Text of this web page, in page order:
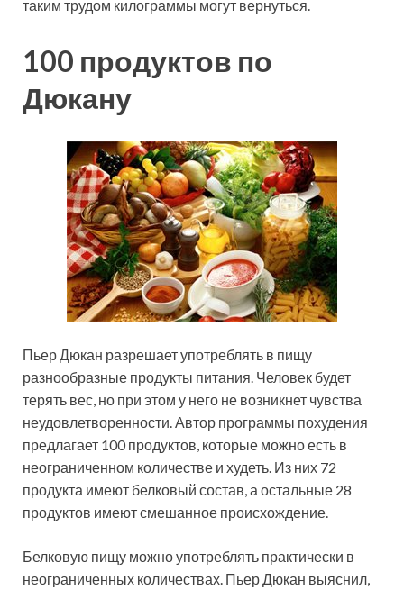
таким трудом килограммы могут вернуться.
100 продуктов по
Дюкану
Пьер Дюкан разрешает употреблять в пищу
разнообразные продукты питания. Человек будет
терять вес, но при этом у него не возникнет чувства
неудовлетворенности. Автор программы похудения
предлагает 100 продуктов, которые можно есть в
неограниченном количестве и худеть. Из них 72
продукта имеют белковый состав, а остальные 28
продуктов имеют смешанное происхождение.
Белковую пищу можно употреблять практически в
неограниченных количествах. Пьер Дюкан выяснил,